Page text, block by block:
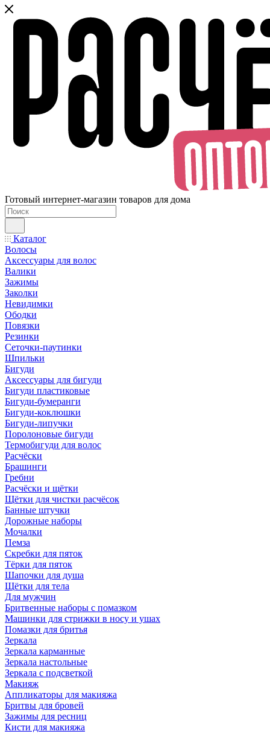
Готовый интернет-магазин товаров для дома
Каталог
Волосы
Аксессуары для волос
Валики
Зажимы
Заколки
Невидимки
Ободки
Повязки
Резинки
Сеточки-паутинки
Шпильки
Бигуди
Аксессуары для бигуди
Бигуди пластиковые
Бигуди-бумеранги
Бигуди-коклюшки
Бигуди-липучки
Поролоновые бигуди
Термобигуди для волос
Расчёски
Брашинги
Гребни
Расчёски и щётки
Щётки для чистки расчёсок
Банные штучки
Дорожные наборы
Мочалки
Пемза
Скребки для пяток
Тёрки для пяток
Шапочки для душа
Щётки для тела
Для мужчин
Бритвенные наборы с помазком
Машинки для стрижки в носу и ушах
Помазки для бритья
Зеркала
Зеркала карманные
Зеркала настольные
Зеркала с подсветкой
Макияж
Аппликаторы для макияжа
Бритвы для бровей
Зажимы для ресниц
Кисти для макияжа